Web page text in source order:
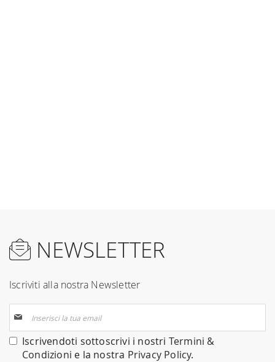
NEWSLETTER
Iscriviti alla nostra Newsletter
alla
nostra
Newsletter:
Iscrivendoti sottoscrivi i nostri Termini &
Condizioni e la nostra Privacy Policy.